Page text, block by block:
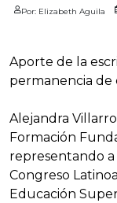
Por: Elizabeth Aguila
Aporte de la
permanencia de
Alejandra
Formación
representando a
Congreso
Educación